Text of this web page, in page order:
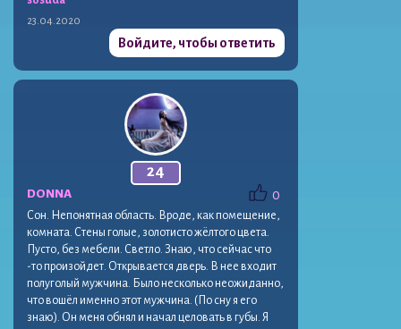
23.04.2020
Войдите, чтобы ответить
24
0
DONNA
Сон. Непонятная область. Вроде, как помещение,
комната. Стены голые, золотисто жёлтого цвета.
Пусто, без мебели. Светло. Знаю, что сейчас что
-то произойдет. Открывается дверь. В нее входит
полуголый мужчина. Было несколько неожиданно,
что вошёл именно этот мужчина. (По сну я его
знаю). Он меня обнял и начал целовать в губы. Я